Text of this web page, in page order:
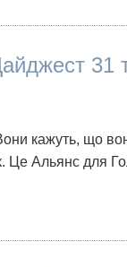
31
кажуть, що
Це Альянс для